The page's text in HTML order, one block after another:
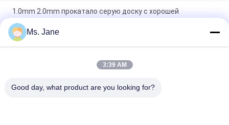
1.0mm 2.0mm прокатало серую доску с хорошей
жесткостью
Ресиклабле лист прокатанный серым цветом картона
большого формата 2.2мм твердым 95 * 130КМ
Высокая плотность макулатурный картон доски 1.35mm
Ms. Jane
3:39 AM
Good day, what product are you looking for?